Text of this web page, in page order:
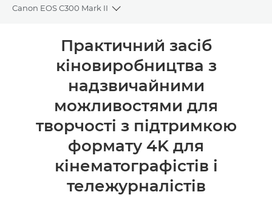
Canon EOS C300 Mark II
Toggle breadcrumbs
Технічні характеристики
Практичний засіб
кіновиробництва з
надзвичайними
можливостями для
творчості з підтримкою
формату 4K для
кінематографістів і
тележурналістів